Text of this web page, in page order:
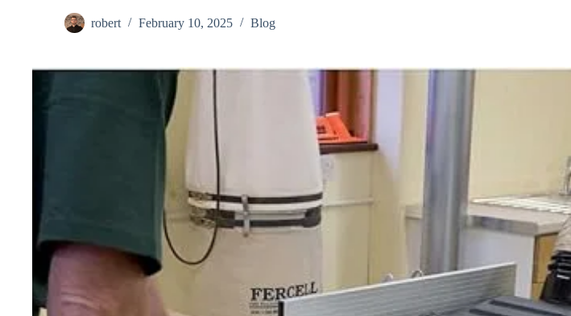
robert February 10, 2025 Blog